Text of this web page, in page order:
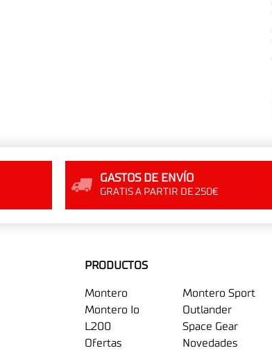
GASTOS DE ENVÍO
GRATIS A PARTIR DE 250€
PRODUCTOS
Montero
Montero Sport
Montero Io
Outlander
L200
Space Gear
Ofertas
Novedades